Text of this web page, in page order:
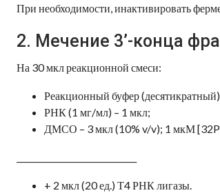
При необходимости, инактивировать
2. Мечение 3’-конца
На 30 мкл реакционной смеси:
Реакционный буфер
РНК (1 мг/мл) – 1 мкл;
ДМСО – 3 мкл (10% v/v); 1 мкМ
+ 2 мкл (20 ед.) Т4 РНК лигазы.